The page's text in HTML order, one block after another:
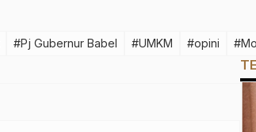
#Pj Gubernur Babel #UMKM #opini